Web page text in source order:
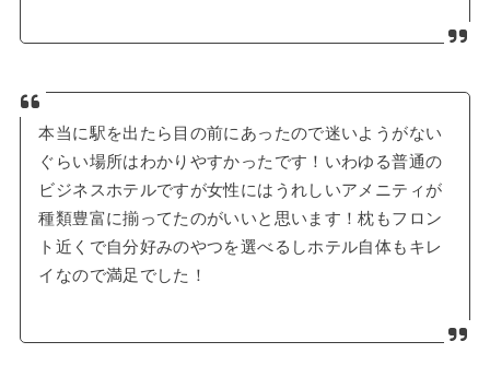
本当に駅を出たら目の前にあったので迷いようがない
ぐらい場所はわかりやすかったです！いわゆる普通の
ビジネスホテルですが女性にはうれしいアメニティが
種類豊富に揃ってたのがいいと思います！枕もフロン
ト近くで自分好みのやつを選べるしホテル自体もキレ
イなので満足でした！